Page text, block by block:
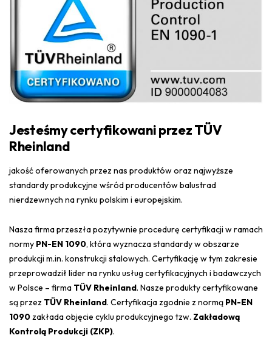
Jesteśmy certyfikowani przez TÜV
Rheinland
jakość oferowanych przez nas produktów oraz najwyższe
standardy produkcyjne wśród producentów balustrad
nierdzewnych na rynku polskim i europejskim.
Nasza firma przeszła pozytywnie procedurę certyfikacji w ramach
normy PN-EN 1090, która wyznacza standardy w obszarze
produkcji m.in. konstrukcji stalowych. Certyfikację w tym zakresie
przeprowadził lider na rynku usług certyfikacyjnych i badawczych
w Polsce – firma TÜV Rheinland. Nasze produkty certyfikowane
są przez TÜV Rheinland. Certyfikacja zgodnie z normą PN-EN
1090zakłada objęcie cyklu produkcyjnego tzw. Zakładową
Kontrolą Produkcji (ZKP).